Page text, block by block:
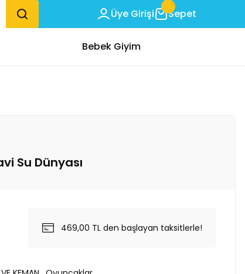
Üye Girişi Sepet
Bebek Giyim
Su Dünyası
469,00 TL den başlayan taksitlerle!